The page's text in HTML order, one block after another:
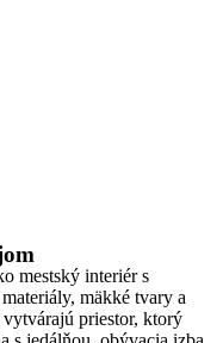
mestský interiér s
mäkké tvary a
priestor, ktorý